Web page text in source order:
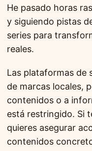
He pasado horas
y siguiendo pistas
series para
reales.
Las plataformas de
de marcas locales,
contenidos o a
está restringido. Si
quieres asegurar
contenidos